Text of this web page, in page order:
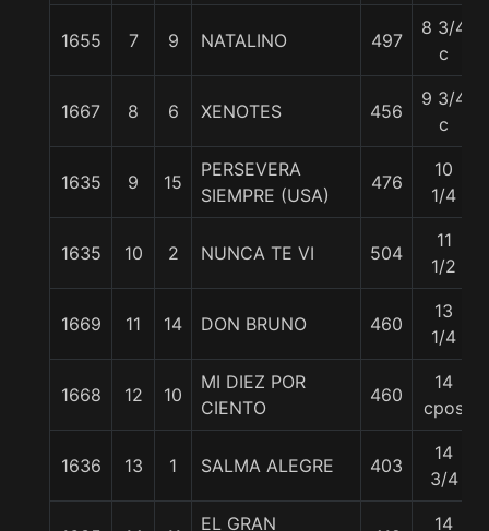
1655 7 9 NATALINO 497
8 3/4
c
1667 8 6 XENOTES 456
9 3/4
c
1635 9 15
PERSEVERA
SIEMPRE (USA)
476
10
1/4
1635 10 2 NUNCA TE VI 504
11
1/2
1669 11 14 DON BRUNO 460
13
1/4
1668 12 10
MI DIEZ POR
CIENTO
460
14
cpos
1636 13 1 SALMA ALEGRE 403
14
3/4
EL GRAN 14